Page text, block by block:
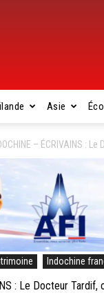
Asie
– ÉCRIVAINS :
Indochine
: Le Docteur